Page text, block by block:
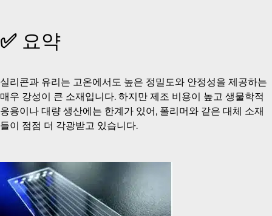
✅ 요약
실리콘과 유리는 고온에서도 높은 정밀도와 안정성을 제공하는
매우 강성이 큰 소재입니다. 하지만 제조 비용이 높고 생물학적
응용이나 대량 생산에는 한계가 있어, 폴리머와 같은 대체 소재
들이 점점 더 각광받고 있습니다.